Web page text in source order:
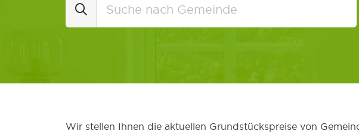
Wir stellen Ihnen die aktuellen Grundstückspreise von